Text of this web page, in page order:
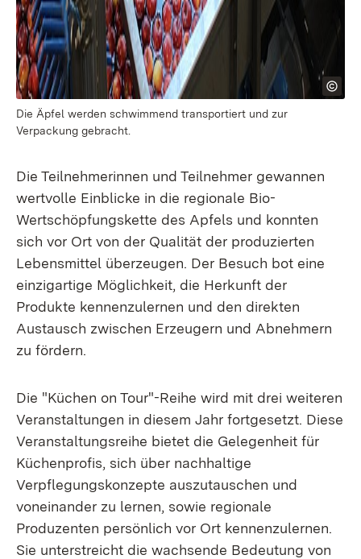
Die Äpfel werden schwimmend transportiert und zur
Verpackung gebracht.
Die Teilnehmerinnen und Teilnehmer gewannen
wertvolle Einblicke in die regionale Bio-
Wertschöpfungskette des Apfels und konnten
sich vor Ort von der Qualität der produzierten
Lebensmittel überzeugen. Der Besuch bot eine
einzigartige Möglichkeit, die Herkunft der
Produkte kennenzulernen und den direkten
Austausch zwischen Erzeugern und Abnehmern
zu fördern.
Die "Küchen on Tour"-Reihe wird mit drei weiteren
Veranstaltungen in diesem Jahr fortgesetzt. Diese
Veranstaltungsreihe bietet die Gelegenheit für
Küchenprofis, sich über nachhaltige
Verpflegungskonzepte auszutauschen und
voneinander zu lernen, sowie regionale
Produzenten persönlich vor Ort kennenzulernen.
Sie unterstreicht die wachsende Bedeutung von